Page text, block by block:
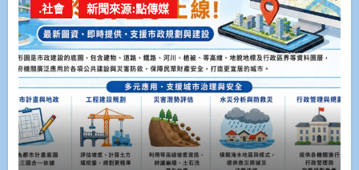
.社會 新聞來源:點傳媒